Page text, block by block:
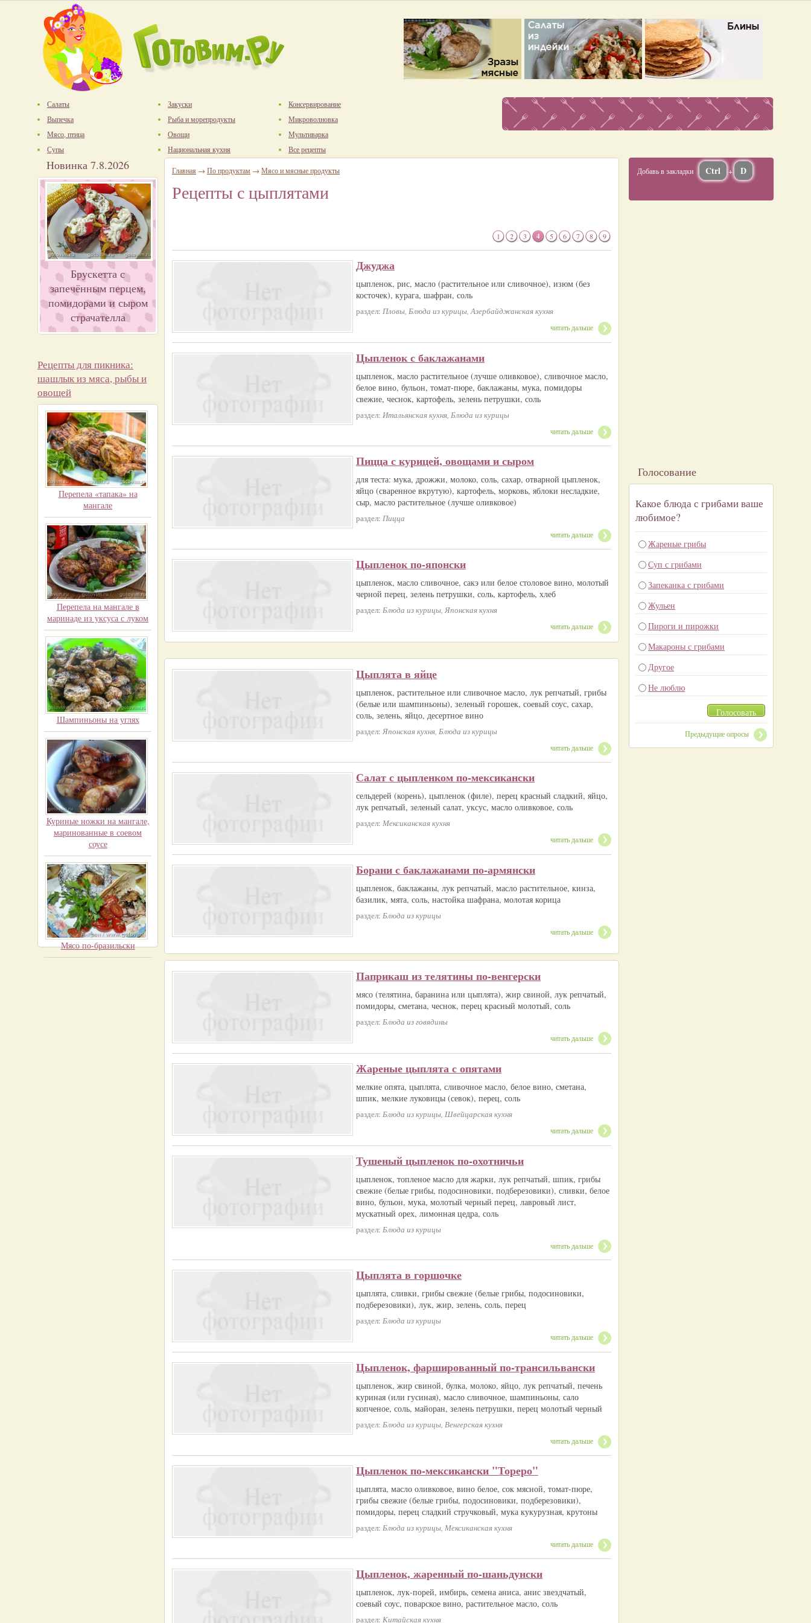
Салаты
Выпечка
Мясо, птица
Супы
Закуски
Рыба и морепродукты
Овощи
Национальная кухня
Консервирование
Микроволновка
Мультиварка
Все рецепты
Новинка 7.8.2026
Брускетта с
запечённым перцем,
помидорами и сыром
страчателла
Рецепты для пикника:
шашлык из мяса, рыбы и
овощей
Перепела «тапака» на
мангале
Перепела на мангале в
маринаде из уксуса с луком
Шампиньоны на углях
Куриные ножки на мангале,
маринованные в соевом
соусе
Мясо по-бразильски
Главная → По продуктам → Мясо и мясные продукты
Рецепты с цыплятами
1 2 3 4 5 6 7 8 9
Джуджа
цыпленок, рис, масло (растительное или сливочное), изюм (без
косточек), курага, шафран, соль
раздел: Пловы, Блюда из курицы, Азербайджанская кухня
читать дальше
Цыпленок с баклажанами
цыпленок, масло растительное (лучше оливковое), сливочное масло,
белое вино, бульон, томат-пюре, баклажаны, мука, помидоры
свежие, чеснок, картофель, зелень петрушки, соль
раздел: Итальянская кухня, Блюда из курицы
читать дальше
Пицца с курицей, овощами и сыром
для теста: мука, дрожжи, молоко, соль, сахар, отварной цыпленок,
яйцо (сваренное вкрутую), картофель, морковь, яблоки несладкие,
сыр, масло растительное (лучше оливковое)
раздел: Пицца
читать дальше
Цыпленок по-японски
цыпленок, масло сливочное, сакэ или белое столовое вино, молотый
черной перец, зелень петрушки, соль, картофель, хлеб
раздел: Блюда из курицы, Японская кухня
читать дальше
Цыплята в яйце
цыпленок, растительное или сливочное масло, лук репчатый, грибы
(белые или шампиньоны), зеленый горошек, соевый соус, сахар,
соль, зелень, яйцо, десертное вино
раздел: Японская кухня, Блюда из курицы
читать дальше
Салат с цыпленком по-мексикански
сельдерей (корень), цыпленок (филе), перец красный сладкий, яйцо,
лук репчатый, зеленый салат, уксус, масло оливковое, соль
раздел: Мексиканская кухня
читать дальше
Борани с баклажанами по-армянски
цыпленок, баклажаны, лук репчатый, масло растительное, кинза,
базилик, мята, соль, настойка шафрана, молотая корица
раздел: Блюда из курицы
читать дальше
Паприкаш из телятины по-венгерски
мясо (телятина, баранина или цыплята), жир свиной, лук репчатый,
помидоры, сметана, чеснок, перец красный молотый, соль
раздел: Блюда из говядины
читать дальше
Жареные цыплята с опятами
мелкие опята, цыплята, сливочное масло, белое вино, сметана,
шпик, мелкие луковицы (севок), перец, соль
раздел: Блюда из курицы, Швейцарская кухня
читать дальше
Тушеный цыпленок по-охотничьи
цыпленок, топленое масло для жарки, лук репчатый, шпик, грибы
свежие (белые грибы, подосиновики, подберезовики), сливки, белое
вино, бульон, мука, молотый черный перец, лавровый лист,
мускатный орех, лимонная цедра, соль
раздел: Блюда из курицы
читать дальше
Цыплята в горшочке
цыплята, сливки, грибы свежие (белые грибы, подосиновики,
подберезовики), лук, жир, зелень, соль, перец
раздел: Блюда из курицы
читать дальше
Цыпленок, фаршированный по-трансильвански
цыпленок, жир свиной, булка, молоко, яйцо, лук репчатый, печень
куриная (или гусиная), масло сливочное, шампиньоны, сало
копченое, соль, майоран, зелень петрушки, перец молотый черный
раздел: Блюда из курицы, Венгерская кухня
читать дальше
Цыпленок по-мексикански "Тореро"
цыплята, масло оливковое, вино белое, сок мясной, томат-пюре,
грибы свежие (белые грибы, подосиновики, подберезовики),
помидоры, перец сладкий стручковый, мука кукурузная, крутоны
раздел: Блюда из курицы, Мексиканская кухня
читать дальше
Цыпленок, жаренный по-шаньдунски
цыпленок, лук-порей, имбирь, семена аниса, анис звездчатый,
соевый соус, поварское вино, растительное масло, соль
раздел: Китайская кухня
Добавь в закладки Ctrl + D
Голосование
Какое блюда с грибами ваше
любимое?
Жареные грибы
Суп с грибами
Запеканка с грибами
Жульен
Пироги и пирожки
Макароны с грибами
Другое
Не люблю
Голосовать
Предыдущие опросы